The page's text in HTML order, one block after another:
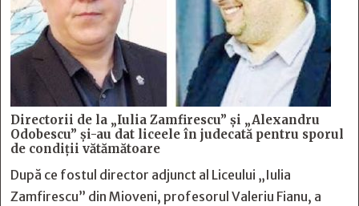
Directorii de la „Iulia Zamfirescu” și „Alexandru
Odobescu” și-au dat liceele în judecată pentru sporul
de condiții vătămătoare
După ce fostul director adjunct al Liceului „Iulia
Zamfirescu” din Mioveni, profesorul Valeriu Fianu, a